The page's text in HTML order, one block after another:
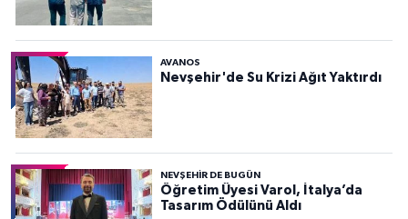
AVANOS
Nevşehir'de Su Krizi Ağıt Yaktırdı
NEVŞEHIR DE BUGÜN
Öğretim Üyesi Varol, İtalya’da
Tasarım Ödülünü Aldı